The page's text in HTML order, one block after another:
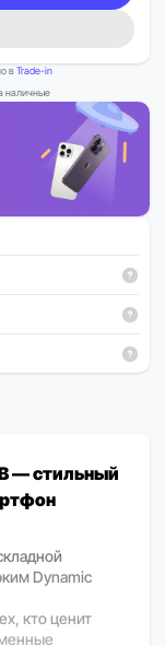
вTrade-in
наличные
— стильный
Dynamic
кто ценит